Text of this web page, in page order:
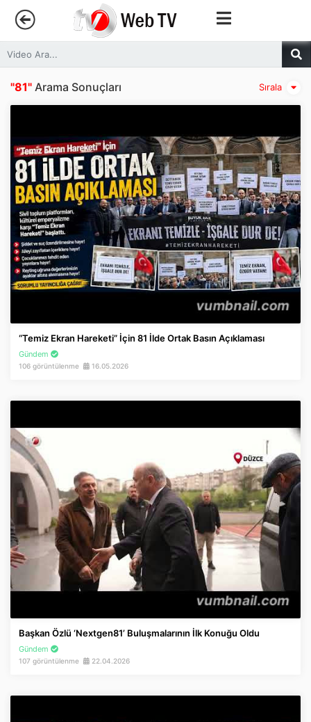
Anasayfa
Trendler
Kategoriler
Sosyal Medya
Youtube
Facebook
İnstagram
Twitter
App Store
Sırala
"81" Arama Sonuçları
“Temiz Ekran Hareketi” İçin 81 İlde Ortak Basın Açıklaması
Gündem
106 görüntülenme 16.05.2026
Başkan Özlü ‘Nextgen81’ Buluşmalarının İlk Konuğu Oldu
Gündem
107 görüntülenme 22.04.2026